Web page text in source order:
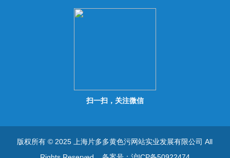
扫一扫，关注微信
版权所有 © 2025 上海片多多黄色污网站实业发展有限公司 All